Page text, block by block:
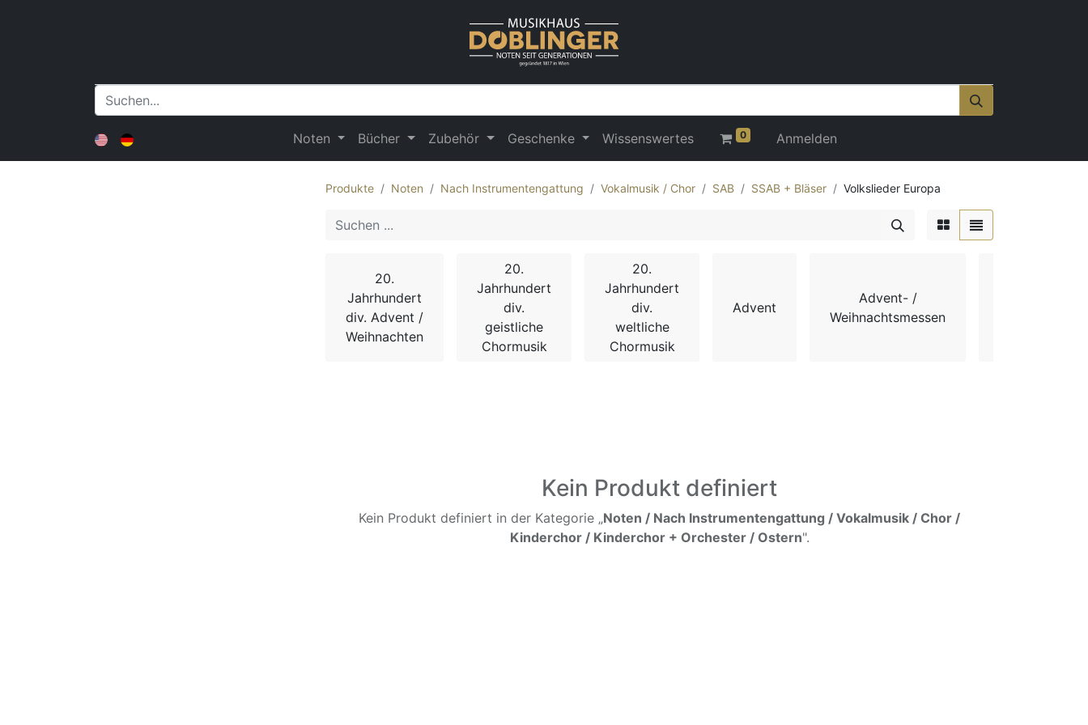
Noten Bücher Zubehör Geschenke Wissenswertes 0 Anmelden
Produkte Noten Nach Instrumentengattung Vokalmusik / Chor SAB SSAB + Bläser Volkslieder Europa
20.
Jahrhundert
div. Advent /
Weihnachten
20.
Jahrhundert
div.
geistliche
Chormusik
20.
Jahrhundert
div.
weltliche
Chormusik
Advent
Advent- /
Weihnachtsmessen
Kein Produkt definiert
Kein Produkt definiert in der Kategorie „Noten / Nach Instrumentengattung / Vokalmusik / Chor /
Kinderchor / Kinderchor + Orchester / Ostern".